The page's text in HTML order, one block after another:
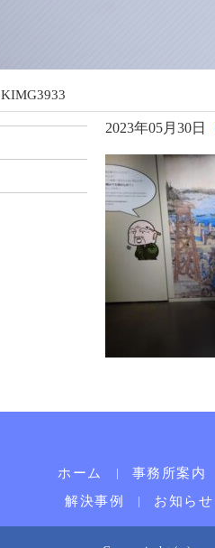
KIMG3933
2023年05月30日
ホーム 事務所案内
解決事例
お知らせ